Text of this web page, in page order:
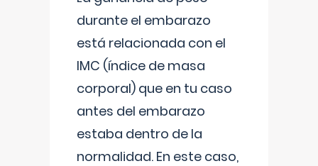
durante el embarazo
está relacionada con el
IMC (índice de masa
corporal) que en tu caso
antes del embarazo
estaba dentro de la
normalidad. En este caso,